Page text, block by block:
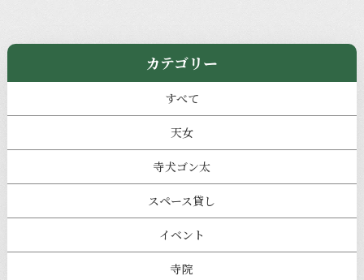
カテゴリー
すべて
天女
寺犬ゴン太
スペース貸し
イベント
寺院